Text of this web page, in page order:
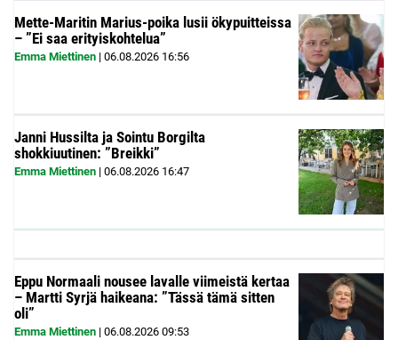
Mette-Maritin Marius-poika lusii ökypuitteissa
– ”Ei saa erityiskohtelua”
Emma Miettinen | 06.08.2026 16:56
Janni Hussilta ja Sointu Borgilta
shokkiuutinen: ”Breikki”
Emma Miettinen | 06.08.2026 16:47
Eppu Normaali nousee lavalle viimeistä kertaa
– Martti Syrjä haikeana: ”Tässä tämä sitten
oli”
Emma Miettinen | 06.08.2026 09:53